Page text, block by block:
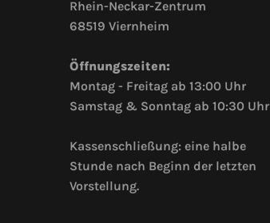
Rhein-Neckar-Zentrum
68519 Viernheim
Öffnungszeiten:
Montag - Freitag ab 13:00 Uhr
Samstag & Sonntag ab 10:30 Uhr
Kassenschließung: eine halbe
Stunde nach Beginn der letzten
Vorstellung.